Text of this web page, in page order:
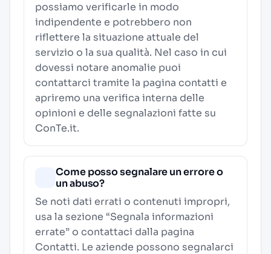
possiamo verificarle in modo
indipendente e potrebbero non
riflettere la situazione attuale del
servizio o la sua qualità. Nel caso in cui
dovessi notare anomalie puoi
contattarci tramite la pagina contatti e
apriremo una verifica interna delle
opinioni e delle segnalazioni fatte su
ConTe.it.
Come posso segnalare un errore o
un abuso?
Se noti dati errati o contenuti impropri,
usa la sezione “Segnala informazioni
errate” o contattaci dalla pagina
Contatti. Le aziende possono segnalarci